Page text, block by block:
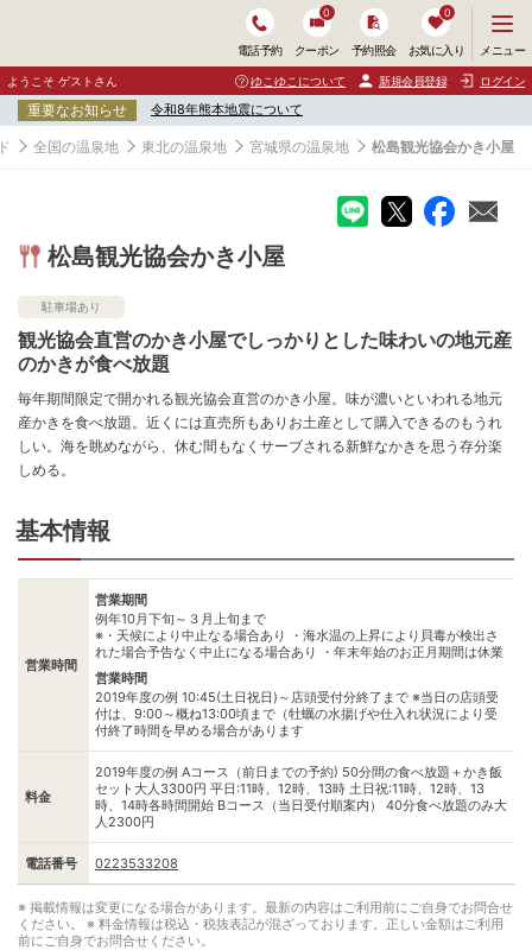
電話予約 クーポン
0
予約照会 お気に入り
0
ニ
ュ
ー
開
く
メニュー
ようこそ ゲストさん ゆこゆこについて 新規会員登録 ログイン
重要なお知らせ 令和8年熊本地震について
全国の温泉地 東北の温泉地 宮城県の温泉地 松島観光協会かき小屋
松島観光協会かき小屋
駐車場あり
観光協会直営のかき小屋でしっかりとした味わいの地元産
のかきが食べ放題
毎年期間限定で開かれる観光協会直営のかき小屋。味が濃いといわれる地元
産かきを食べ放題。近くには直売所もありお土産として購入できるのもうれ
しい。海を眺めながら、休む間もなくサーブされる新鮮なかきを思う存分楽
しめる。
基本情報
営業時間
営業期間
例年10月下旬～３月上旬まで
※・天候により中止なる場合あり ・海水温の上昇により貝毒が検出さ
れた場合予告なく中止になる場合あり ・年末年始のお正月期間は休業
営業時間
2019年度の例 10:45(土日祝日)～店頭受付分終了まで ※当日の店頭受
付は、9:00～概ね13:00頃まで（牡蠣の水揚げや仕入れ状況により受
付終了時間を早める場合があります
料金
2019年度の例 Aコース（前日までの予約) 50分間の食べ放題＋かき飯
セット大人3300円 平日:11時、12時、13時 土日祝:11時、12時、13
時、14時各時間開始 Bコース（当日受付順案内） 40分食べ放題のみ大
人2300円
電話番号 0223533208
※ 掲載情報は変更になる場合があります。最新の内容はご利用前にご自身でお問合せ
ください。
※ 料金情報は税込・税抜表記が混ざっております。正しい金額はご利用
前にご自身でお問合せください。